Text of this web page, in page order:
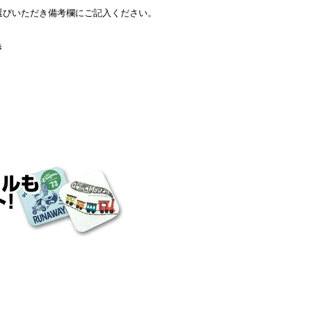
いただき備考欄にご記入ください。